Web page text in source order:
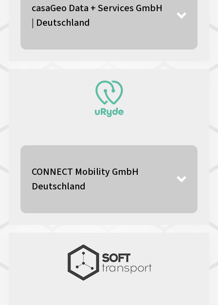
casaGeo Data + Services GmbH
| Deutschland
CONNECT Mobility GmbH
Deutschland